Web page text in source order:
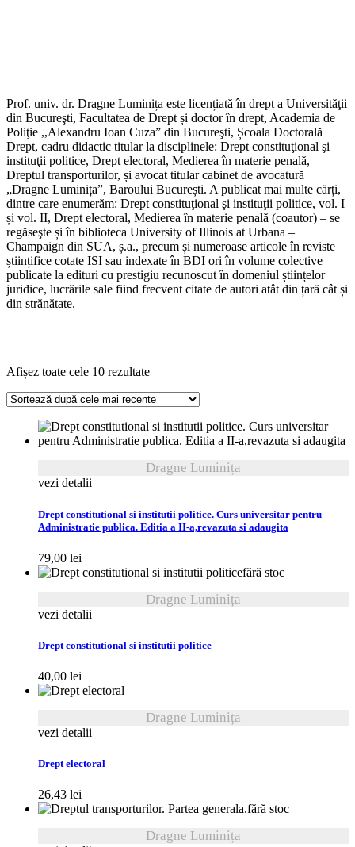
Prof. univ. dr. Dragne Luminița este licențiată în drept a Universităţii
din Bucureşti, Facultatea de Drept și doctor în drept, Academia de
Poliţie ,,Alexandru Ioan Cuza” din Bucureşti, Școala Doctorală
Drept, cadru didactic titular la disciplinele: Drept constituţional şi
instituţii politice, Drept electoral, Medierea în materie penală,
Dreptul transporturilor, și avocat titular cabinet de avocatură
„Dragne Luminița”, Baroului București. A publicat mai multe cărți,
dintre care enumerăm: Drept constituţional şi instituţii politice, vol. I
și vol. II, Drept electoral, Medierea în materie penală (coautor) – se
regăseşte și în biblioteca University of Illinois at Urbana –
Champaign din SUA, ș.a., precum și numeroase articole în reviste
științifice cotate ISI sau indexate în BDI ori în volume colective
publicate la edituri cu prestigiu recunoscut în domeniul științelor
juridice, lucrările sale fiind frecvent citate de autori atât din țară cât și
din strănătate.
Afișez toate cele 10 rezultateSortat
cele
recente
Dragne Luminița
vezi detalii
Drept constitutional si institutii politice. Curs universitar pentru
Administratie publica. Editia a II-a,revazuta si adaugita
79,00 lei
fără stoc
Dragne Luminița
vezi detalii
Drept constitutional si institutii politice
40,00 lei
Dragne Luminița
vezi detalii
Drept electoral
26,43 lei
fără stoc
Dragne Luminița